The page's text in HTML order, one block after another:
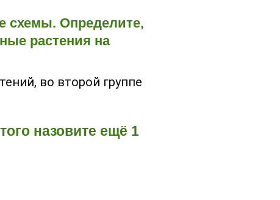
схемы. Определите,
растения на
во второй группе
назовите ещё 1